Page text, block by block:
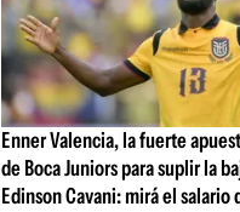
Enner Valencia, la fuerte
de Boca Juniors para suplir la
Edinson Cavani: mirá el salario